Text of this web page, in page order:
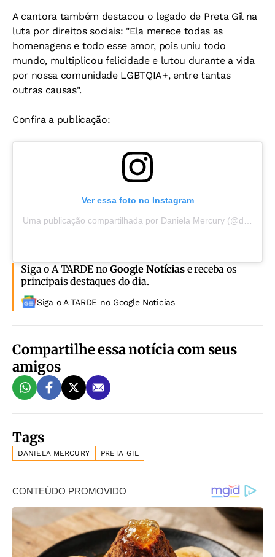
A cantora também destacou o legado de Preta Gil na
luta por direitos sociais: "Ela merece todas as
homenagens e todo esse amor, pois uniu todo
mundo, multiplicou felicidade e lutou durante a vida
por nossa comunidade LGBTQIA+, entre tantas
outras causas".
Confira a publicação:
Ver essa foto no Instagram
Siga o A TARDE noGoogle Notíciase receba os
principais destaques do dia.
Siga o A TARDE no Google Noticias
Compartilhe essa notícia com seus
amigos
Tags
DANIELA MERCURY PRETA GIL